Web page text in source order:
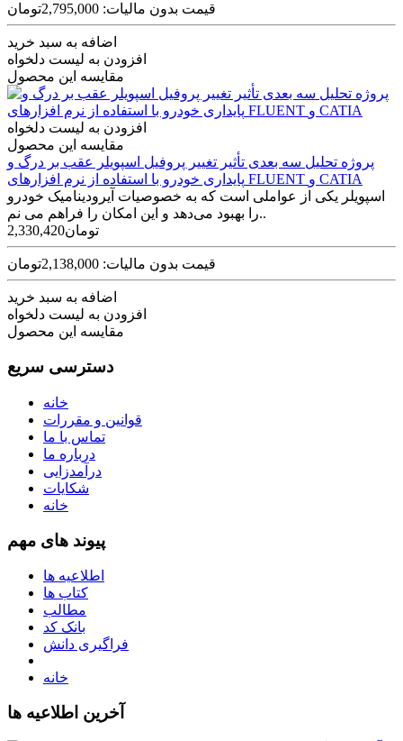
قیمت بدون مالیات: 2,795,000تومان
اضافه به سبد خرید
افزودن به لیست دلخواه
مقایسه این محصول
افزودن به لیست دلخواه
مقایسه این محصول
پروژه تحلیل سه بعدی تأثیر تغییر پروفیل اسپویلر عقب بر درگ و
پایداری خودرو با استفاده از نرم افزارهای FLUENT و CATIA
اسپویلر یکی از عواملی است که به خصوصیات آیرودینامیک خودرو
را بهبود می‌دهد و این امکان را فراهم می نم..
2,330,420تومان
قیمت بدون مالیات: 2,138,000تومان
اضافه به سبد خرید
افزودن به لیست دلخواه
مقایسه این محصول
دسترسی سریع
خانه
قوانین و مقررات
تماس با ما
درباره ما
درآمدزایی
شکایات
خانه
پیوند های مهم
اطلاعیه ها
کتاب ها
مطالب
بانک کد
فراگیری دانش
خانه
آخرین اطلاعیه ها